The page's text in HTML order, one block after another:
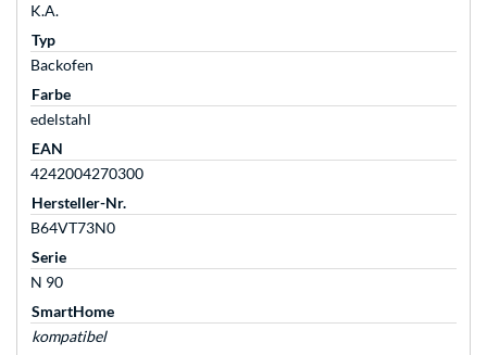
K.A.
Typ
Backofen
Farbe
edelstahl
EAN
4242004270300
Hersteller-Nr.
B64VT73N0
Serie
N 90
SmartHome
kompatibel